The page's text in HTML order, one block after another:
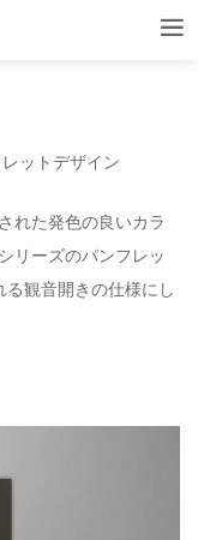
ットデザイン
れた発色の良いカラ
リーズのパンフレッ
る観音開きの仕様にし